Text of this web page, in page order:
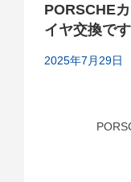
PORSCHE
イヤ交換です
2025年7月29日